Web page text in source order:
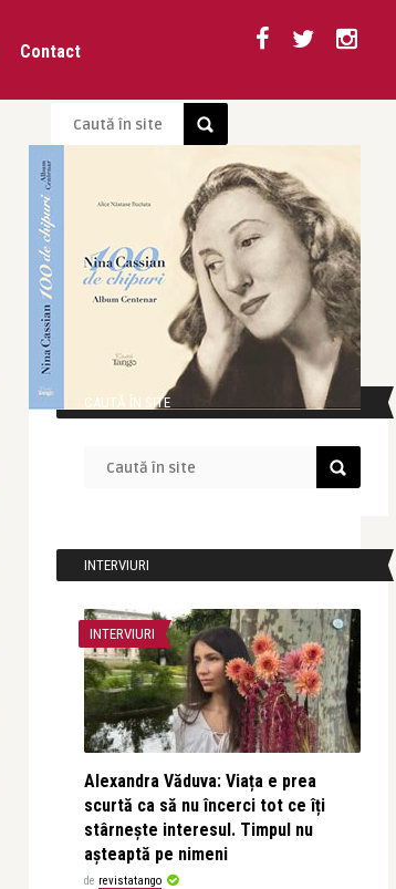
Contact
CAUTĂ ÎN SITE
INTERVIURI
INTERVIURI
Alexandra Văduva: Viața e prea
scurtă ca să nu încerci tot ce îți
stârnește interesul. Timpul nu
așteaptă pe nimeni
de revistatango